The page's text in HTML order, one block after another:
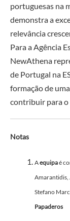
portuguesas na
demonstra a
relevância
Para a Agência
NewAthena
de Portugal na
formação de
contribuir para o
Notas
Aequipaé
Amarantidis,
Stefano
Papaderos